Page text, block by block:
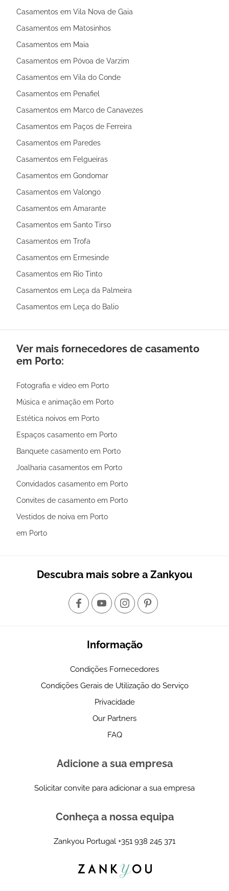
Casamentos em Vila Nova de Gaia
Casamentos em Matosinhos
Casamentos em Maia
Casamentos em Póvoa de Varzim
Casamentos em Vila do Conde
Casamentos em Penafiel
Casamentos em Marco de Canavezes
Casamentos em Paços de Ferreira
Casamentos em Paredes
Casamentos em Felgueiras
Casamentos em Gondomar
Casamentos em Valongo
Casamentos em Amarante
Casamentos em Santo Tirso
Casamentos em Trofa
Casamentos em Ermesinde
Casamentos em Rio Tinto
Casamentos em Leça da Palmeira
Casamentos em Leça do Balio
Ver mais fornecedores de casamento
em Porto:
Fotografia e vídeo em Porto
Música e animação em Porto
Estética noivos em Porto
Espaços casamento em Porto
Banquete casamento em Porto
Joalharia casamentos em Porto
Convidados casamento em Porto
Convites de casamento em Porto
Vestidos de noiva em Porto
em Porto
Descubra mais sobre a Zankyou
Informação
Condições Fornecedores
Condições Gerais de Utilização do Serviço
Privacidade
Our Partners
FAQ
Adicione a sua empresa
Solicitar convite para adicionar a sua empresa
Conheça a nossa equipa
Zankyou Portugal +351 938 245 371